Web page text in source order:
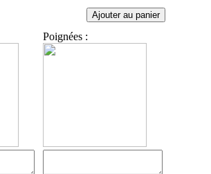
Poignées :